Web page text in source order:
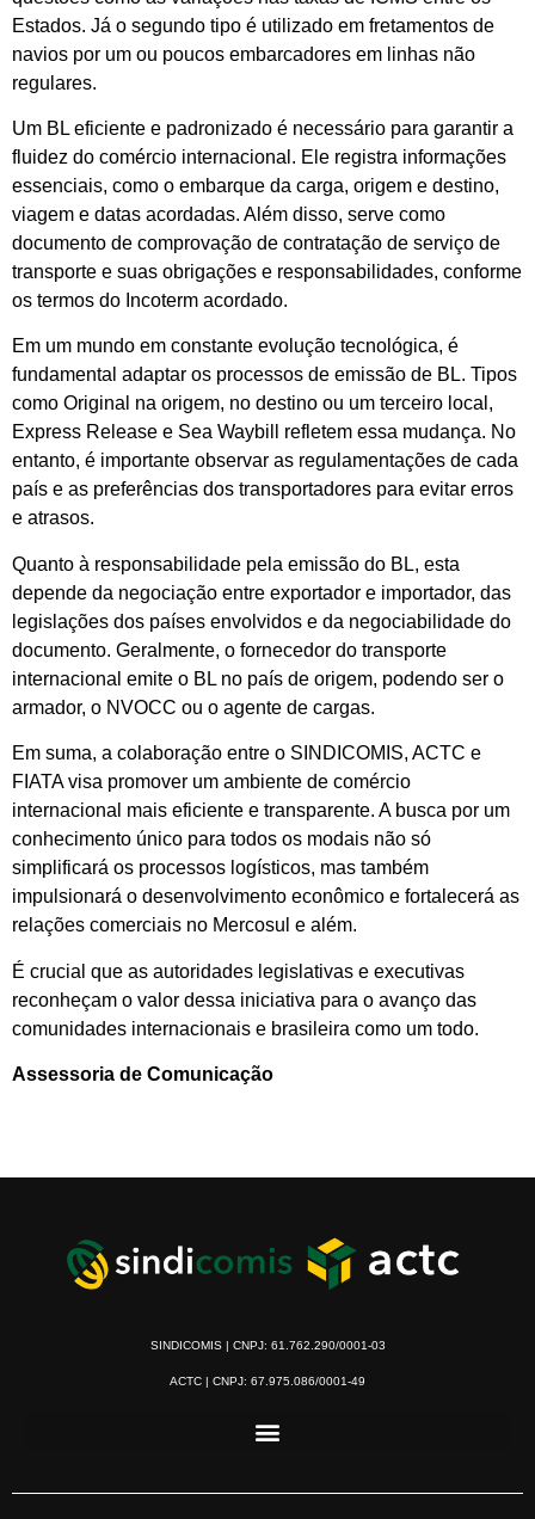
Estados. Já o segundo tipo é utilizado em fretamentos de
navios por um ou poucos embarcadores em linhas não
regulares.
Um BL eficiente e padronizado é necessário para garantir a
fluidez do comércio internacional. Ele registra informações
essenciais, como o embarque da carga, origem e destino,
viagem e datas acordadas. Além disso, serve como
documento de comprovação de contratação de serviço de
transporte e suas obrigações e responsabilidades, conforme
os termos do Incoterm acordado.
Em um mundo em constante evolução tecnológica, é
fundamental adaptar os processos de emissão de BL. Tipos
como Original na origem, no destino ou um terceiro local,
Express Release e Sea Waybill refletem essa mudança. No
entanto, é importante observar as regulamentações de cada
país e as preferências dos transportadores para evitar erros
e atrasos.
Quanto à responsabilidade pela emissão do BL, esta
depende da negociação entre exportador e importador, das
legislações dos países envolvidos e da negociabilidade do
documento. Geralmente, o fornecedor do transporte
internacional emite o BL no país de origem, podendo ser o
armador, o NVOCC ou o agente de cargas.
Em suma, a colaboração entre o SINDICOMIS, ACTC e
FIATA visa promover um ambiente de comércio
internacional mais eficiente e transparente. A busca por um
conhecimento único para todos os modais não só
simplificará os processos logísticos, mas também
impulsionará o desenvolvimento econômico e fortalecerá as
relações comerciais no Mercosul e além.
É crucial que as autoridades legislativas e executivas
reconheçam o valor dessa iniciativa para o avanço das
comunidades internacionais e brasileira como um todo.
Assessoria de Comunicação
SINDICOMIS | CNPJ: 61.762.290/0001-03
ACTC | CNPJ: 67.975.086/0001-49